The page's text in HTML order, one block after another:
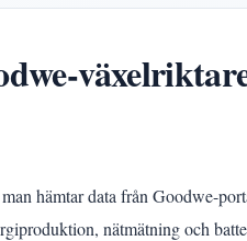
hämtar data från Goodwe-
nätmätning och